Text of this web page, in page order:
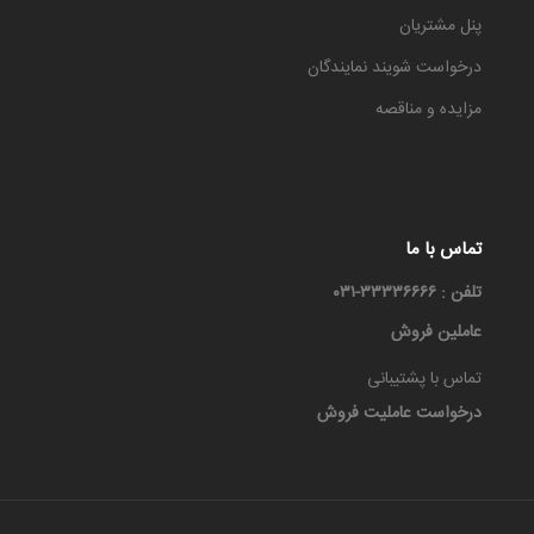
پنل مشتریان
درخواست شویند نمایندگان
مزایده و مناقصه
تماس با ما
تلفن : ۳۳۳۳۶۶۶۶-۰۳۱
عاملین فروش
تماس با پشتیبانی
درخواست عاملیت فروش